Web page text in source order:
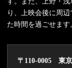
り、上映会後に周
た時間を過ごせます
〒110-0005 東